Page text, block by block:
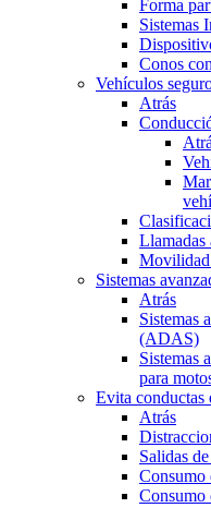
Forma
Sistemas
Conos
Vehículos
Atrás
Llamadas
Sistemas
Atrás
Sistemas
(ADAS)
Sistemas
para
Evita conductas
Atrás
Salidas
Consumo
Consumo